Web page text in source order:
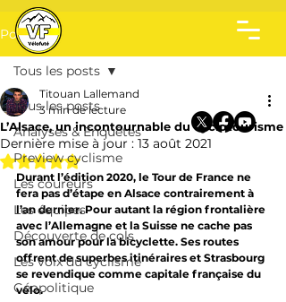
Post
Tous les posts
Analyses & Enquêtes
Preview cyclisme
Les coureurs
Les équipes
Découverte de cols
Les voix du cyclisme
Géopolitique
Tous les posts
L’Alsace, un incontournable du cyclotourisme
Titouan Lallemand
3 min de lecture
Dernière mise à jour : 13 août 2021
Noté NaN étoiles sur 5.
Durant l’édition 2020, le Tour de France ne
fera pas d’étape en Alsace contrairement à
l’an dernier. Pour autant la région frontalière
avec l’Allemagne et la Suisse ne cache pas
son amour pour la bicyclette. Ses routes
offrent de superbes itinéraires et Strasbourg
se revendique comme capitale française du
vélo.